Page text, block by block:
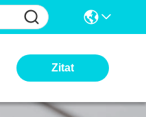
Zitat